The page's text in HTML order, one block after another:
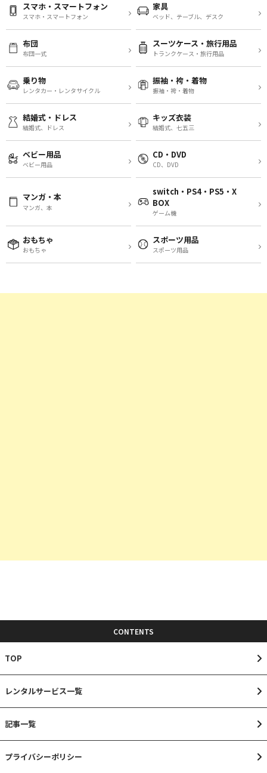
スマホ・スマートフォン
スマホ・スマートフォン
家具
ベッド、テーブル、デスク
布団
布団一式
スーツケース・旅行用品
トランクケース・旅行用品
乗り物
レンタカー・レンタサイクル
振袖・袴・着物
振袖・袴・着物
結婚式・ドレス
結婚式、ドレス
キッズ衣装
結婚式、七五三
ベビー用品
ベビー用品
CD・DVD
CD、DVD
マンガ・本
マンガ、本
switch・PS4・PS5・X
BOX
ゲーム機
おもちゃ
おもちゃ
スポーツ用品
スポーツ用品
CONTENTS
TOP
レンタルサービス一覧
記事一覧
プライバシーポリシー